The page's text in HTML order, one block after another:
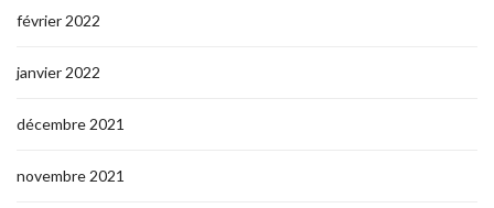
février 2022
janvier 2022
décembre 2021
novembre 2021